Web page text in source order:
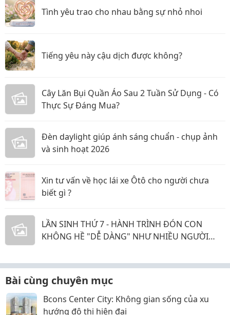
Tình yêu trao cho nhau bằng sự nhỏ nhoi
Tiếng yêu này cậu dịch được không?
Cây Lăn Bụi Quần Áo Sau 2 Tuần Sử Dụng - Có
Thực Sự Đáng Mua?
Đèn daylight giúp ánh sáng chuẩn - chụp ảnh
và sinh hoạt 2026
Xin tư vấn về học lái xe Ôtô cho người chưa
biết gì ?
LẦN SINH THỨ 7 - HÀNH TRÌNH ĐÓN CON
KHÔNG HỀ "DỄ DÀNG" NHƯ NHIỀU NGƯỜI
Bài cùng chuyên mục
Bcons Center City: Không gian sống của xu
hướng đô thị hiện đại